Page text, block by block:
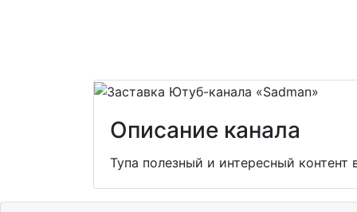
Описание канала
Тупа полезный и интересный